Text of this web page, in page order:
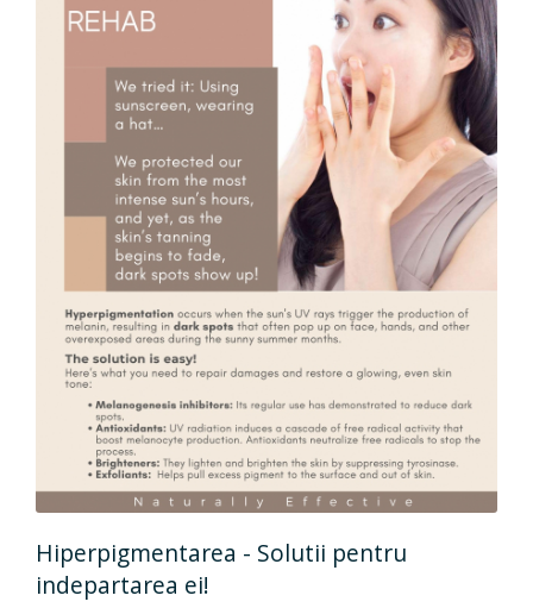
Hiperpigmentarea - Solutii pentru
indepartarea ei!